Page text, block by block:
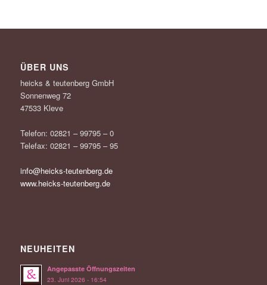
ÜBER UNS
heicks & teutenberg GmbH
Sonnenweg 72
47533 Kleve
Telefon: 02821 – 99795 – 0
Telefax: 02821 – 99795 – 95
info@heicks-teutenberg.de
www.heicks-teutenberg.de
NEUHEITEN
Angepasste Öffnungszeiten
23. Juni 2026 - 16:54